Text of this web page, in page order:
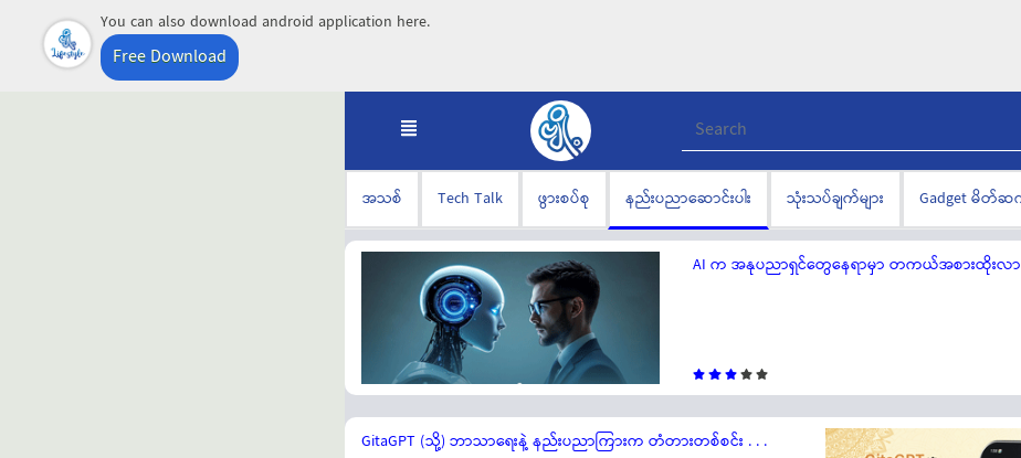
You can also download android application here.
Free Download
အသစ် Tech Talk ဖွားစပ်စု နည်းပညာဆောင်းပါး သုံးသပ်ချက်များ Gadget မိတ်
AI က အနုပညာရှင်တွေနေရာမှာ တကယ်အစားထိုးလာ
GitaGPT (သို့) ဘာသာရေးနဲ့ နည်းပညာကြားက တံတားတစ်စင်း . . .